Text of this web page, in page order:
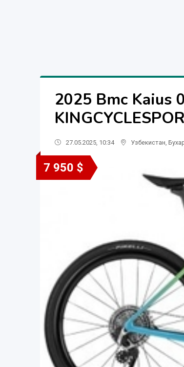
2025 Bmc Kaius
27.05.2025, 10:34 Узбекистан
7 950 $